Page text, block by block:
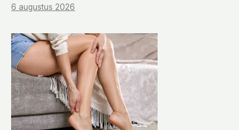
6 augustus 2026